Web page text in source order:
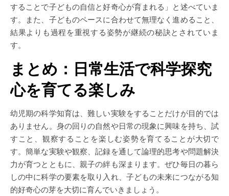
することで子どもの自信と好奇心が育まれる」と述べていま
す。また、子どものペースに合わせて無理なく進めること、
結果よりも過程を重視する姿勢が継続の秘訣とされていま
す。
まとめ：日常生活で科学探究
心を育てる楽しみ
幼児期の科学知育は、難しい実験をすることだけが目的では
ありません。身の回りの自然や日常の現象に興味を持ち、試
すこと、観察することを楽しむ姿勢を育てることが大切で
す。簡単な実験や観察、記録を通して論理的思考や問題解決
力が育つとともに、親子の絆も深まります。ぜひ毎日の暮ら
しの中に科学の要素を取り入れ、子どもの未来につながる知
的好奇心の芽を大切に育んでいきましょう。